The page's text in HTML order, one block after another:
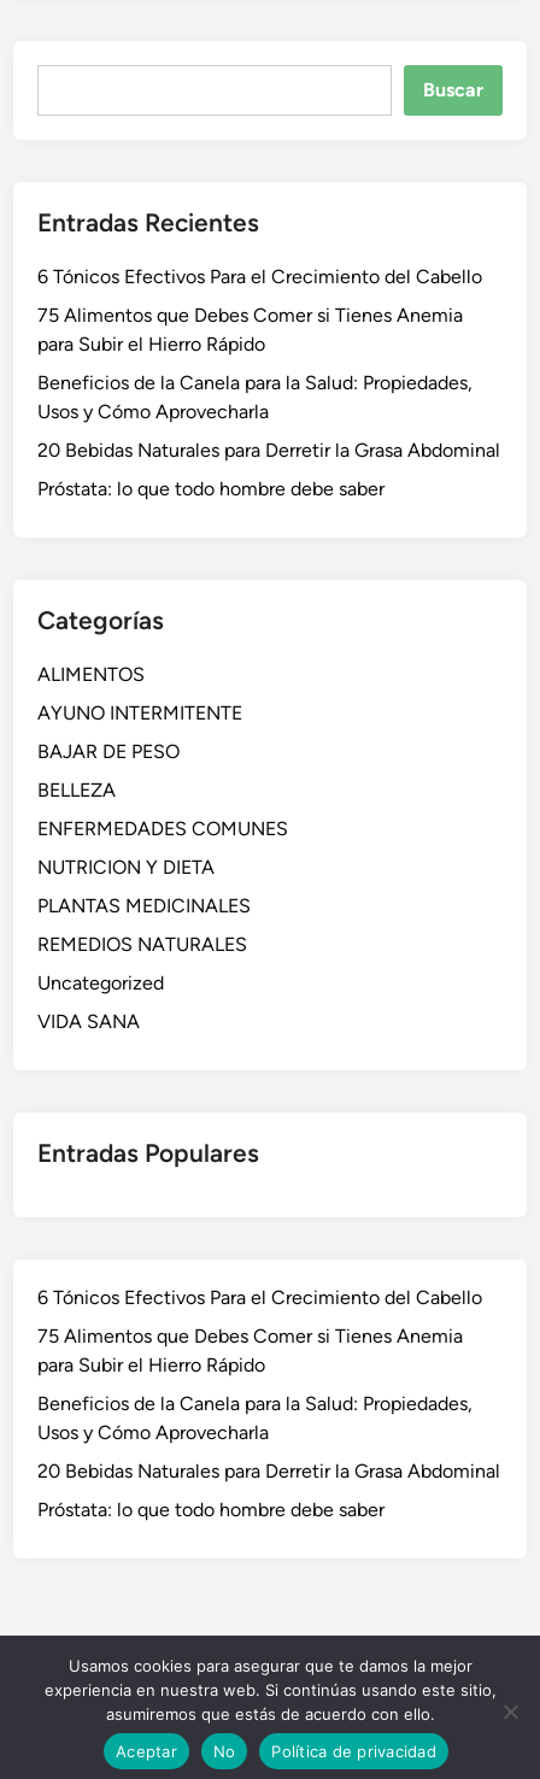
Buscar
Entradas Recientes
6 Tónicos Efectivos Para el Crecimiento del Cabello
75 Alimentos que Debes Comer si Tienes Anemia
para Subir el Hierro Rápido
Beneficios de la Canela para la Salud: Propiedades,
Usos y Cómo Aprovecharla
20 Bebidas Naturales para Derretir la Grasa Abdominal
Próstata: lo que todo hombre debe saber
Categorías
ALIMENTOS
AYUNO INTERMITENTE
BAJAR DE PESO
BELLEZA
ENFERMEDADES COMUNES
NUTRICION Y DIETA
PLANTAS MEDICINALES
REMEDIOS NATURALES
Uncategorized
VIDA SANA
Entradas Populares
6 Tónicos Efectivos Para el Crecimiento del Cabello
75 Alimentos que Debes Comer si Tienes Anemia
para Subir el Hierro Rápido
Beneficios de la Canela para la Salud: Propiedades,
Usos y Cómo Aprovecharla
20 Bebidas Naturales para Derretir la Grasa Abdominal
Próstata: lo que todo hombre debe saber
Copyright © 2026NaturVida.
Funciona con
WordPress HybridMag
Usamos cookies para asegurar que te damos la mejor
experiencia en nuestra web. Si continúas usando este sitio,
asumiremos que estás de acuerdo con ello.
Aceptar
No Política de privacidad
5 Tés para la Salud Cardiovascular